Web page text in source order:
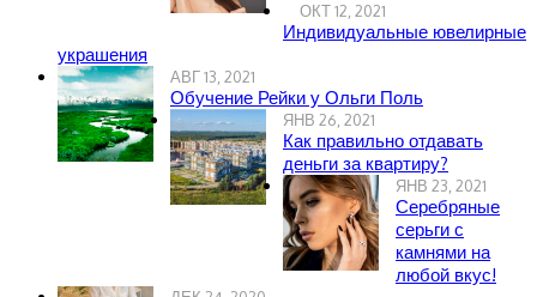
ОКТ 12, 2021
Индивидуальные ювелирные
украшения
АВГ 13, 2021
Обучение Рейки у Ольги Поль
ЯНВ 26, 2021
Как правильно отдавать
деньги за квартиру?
ЯНВ 23, 2021
Серебряные
серьги с
камнями на
любой вкус!